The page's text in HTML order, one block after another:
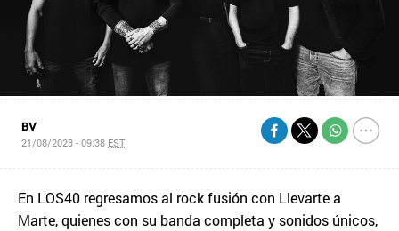
BV
21/08/2023 - 09:38 EST
En LOS40 regresamos al rock fusión con Llevarte a
Marte, quienes con su banda completa y sonidos únicos,